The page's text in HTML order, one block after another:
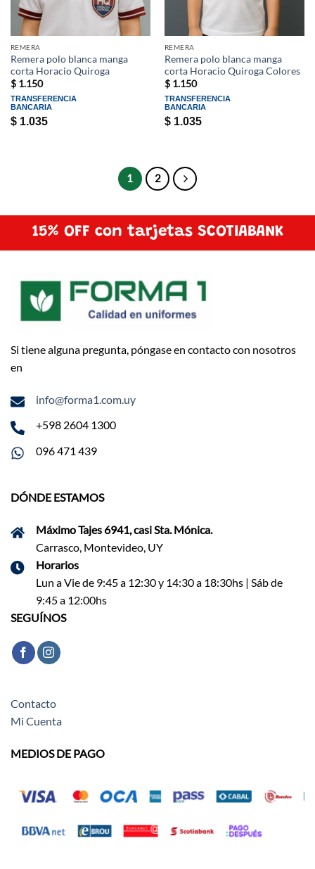
REMERA
Remera polo blanca manga
corta Horacio Quiroga
$1.150
TRANSFERENCIA
BANCARIA
$1.035
REMERA
Remera polo blanca manga
corta Horacio Quiroga Colores
$1.150
TRANSFERENCIA
BANCARIA
$1.035
1 2
15% OFF con tarjetas SCOTIABANK
Si tiene alguna pregunta, póngase en contacto con nosotros
en
info@forma1.com.uy
+598 2604 1300
096 471 439
DÓNDE ESTAMOS
Máximo Tajes 6941, casi Sta. Mónica.
Carrasco, Montevideo, UY
Horarios
Lun a Vie de 9:45 a 12:30 y 14:30 a 18:30hs | Sáb de
9:45 a 12:00hs
SEGUÍNOS
Contacto
Mi Cuenta
MEDIOS DE PAGO